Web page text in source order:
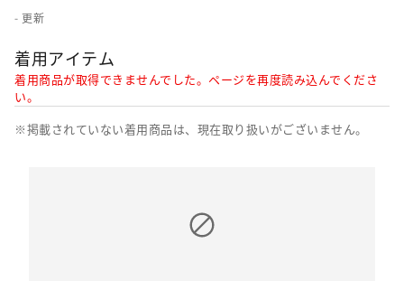
- 更新
着用アイテム
着用商品が取得できませんでした。ページを再度読み込んでくださ
い。
※掲載されていない着用商品は、現在取り扱いがございません。